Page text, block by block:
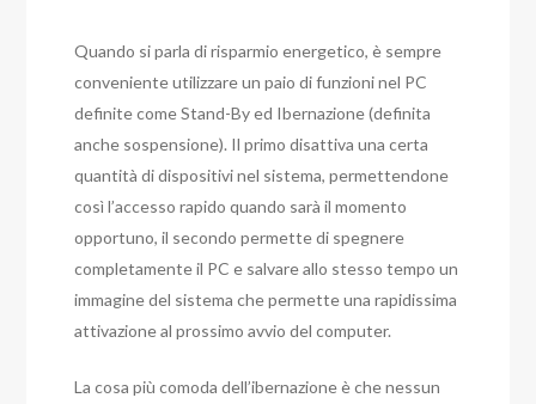
Quando si parla di risparmio energetico, è sempre
conveniente utilizzare un paio di funzioni nel PC
definite come Stand-By ed Ibernazione (definita
anche sospensione). Il primo disattiva una certa
quantità di dispositivi nel sistema, permettendone
così l’accesso rapido quando sarà il momento
opportuno, il secondo permette di spegnere
completamente il PC e salvare allo stesso tempo un
immagine del sistema che permette una rapidissima
attivazione al prossimo avvio del computer.
La cosa più comoda dell’ibernazione è che nessun